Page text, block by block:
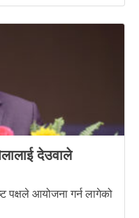
देउवाले
पक्षले आयोजना गर्न लागेको